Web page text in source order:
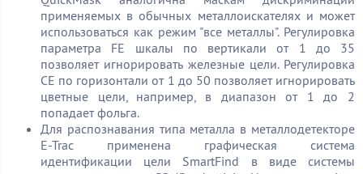
применяемых в обычных металлоискателях и может
использоваться как режим "все металлы". Регулировка
параметра FE шкалы по вертикали от 1 до 35
позволяет игнорировать железные цели. Регулировка
CE по горизонтали от 1 до 50 позволяет игнорировать
цветные цели, например, в диапазон от 1 до 2
попадает фольга.
Для распознавания типа металла в металлодетекторе
E-Trac применена графическая система
идентификации цели SmartFind в виде системы